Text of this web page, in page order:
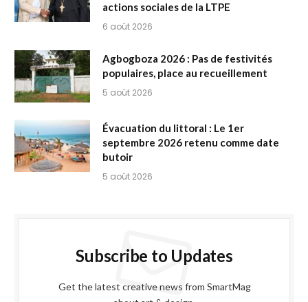
actions sociales de la LTPE
6 août 2026
Agbogboza 2026 : Pas de festivités
populaires, place au recueillement
5 août 2026
Évacuation du littoral : Le 1er
septembre 2026 retenu comme date
butoir
5 août 2026
Subscribe to Updates
Get the latest creative news from SmartMag